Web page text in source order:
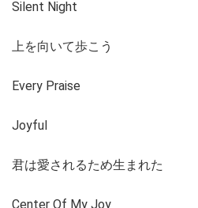
Silent Night
上を向いて歩こう
Every Praise
Joyful
君は愛されるため生まれた
Center Of My Joy